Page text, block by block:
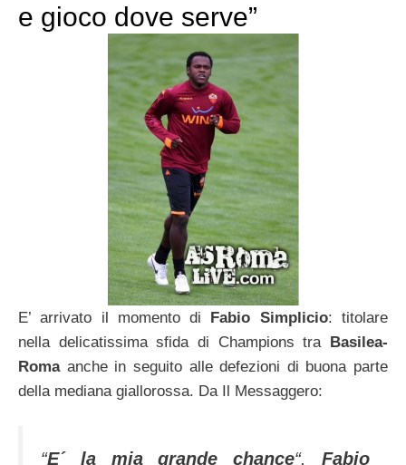
e gioco dove serve”
E’ arrivato il momento di Fabio Simplicio: titolare
nella delicatissima sfida di Champions tra Basilea-
Romaanche in seguito alle defezioni di buona parte
della mediana giallorossa. Da Il Messaggero:
“E´ la mia grande chance“.Fabio